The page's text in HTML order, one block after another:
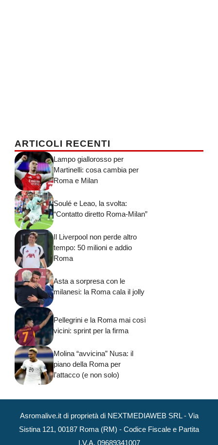
ARTICOLI RECENTI
Lampo giallorosso per
Martinelli: cosa cambia per
Roma e Milan
Soulé e Leao, la svolta:
“Contatto diretto Roma-Milan”
Il Liverpool non perde altro
tempo: 50 milioni e addio
Roma
Asta a sorpresa con le
milanesi: la Roma cala il jolly
Pellegrini e la Roma mai così
vicini: sprint per la firma
Molina “avvicina” Nusa: il
piano della Roma per
l’attacco (e non solo)
Asromalive.it di proprietà di NEXTMEDIAWEB SRL - Via
Sistina 121, 00187 Roma (RM) - Codice Fiscale e Partita
I.V.A. 09689341007